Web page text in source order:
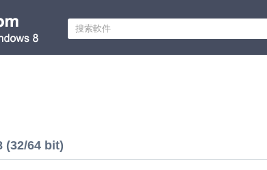
(32/64 bit)